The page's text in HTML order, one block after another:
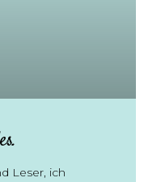
Leser, ich